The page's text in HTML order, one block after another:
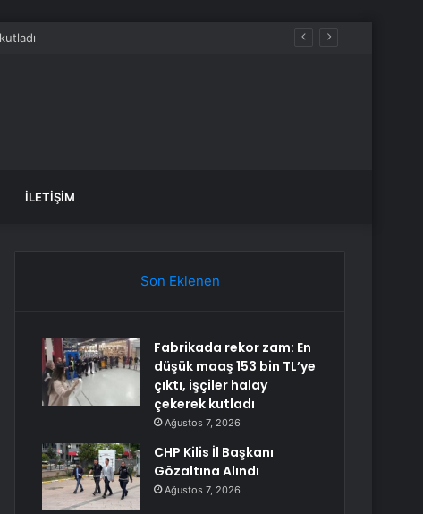
İLETIŞIM
Son Eklenen
Fabrikada rekor zam: En
düşük maaş 153 bin TL’ye
çıktı, işçiler halay
çekerek kutladı
Ağustos 7, 2026
CHP Kilis İl Başkanı
Gözaltına Alındı
Ağustos 7, 2026